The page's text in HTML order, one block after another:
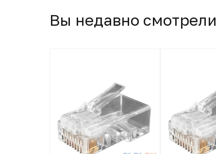
Вы недавно смотрели